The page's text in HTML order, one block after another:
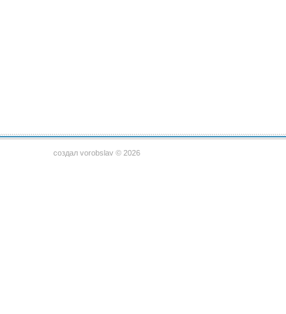
создал vorobslav © 2026